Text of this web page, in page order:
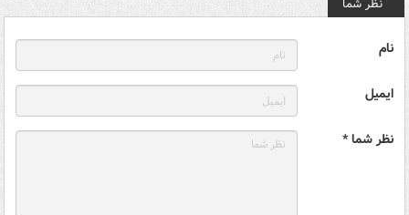
نظر شما
نام
ایمیل
نظر شما *